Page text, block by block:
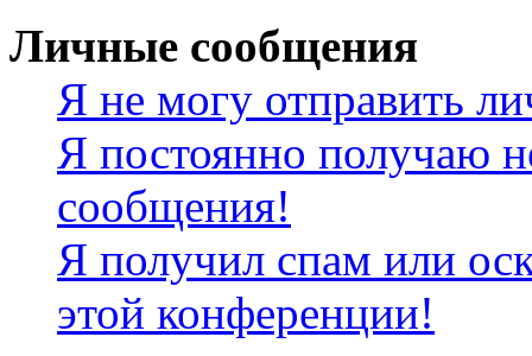
Личные сообщения
Я не могу отправить
Я постоянно получаю
сообщения!
Я получил спам или
этой конференции!